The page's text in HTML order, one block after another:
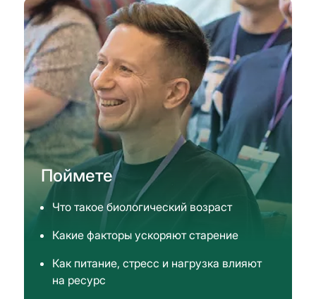
Поймете
Что такое биологический возраст
Какие факторы ускоряют старение
Как питание, стресс и нагрузка влияют
на ресурс